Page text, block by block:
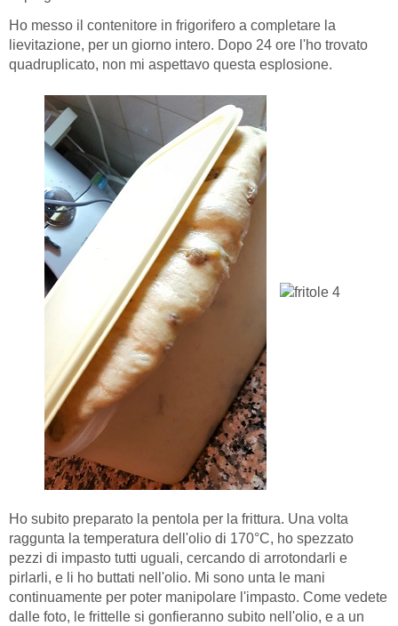
Ho messo il contenitore in frigorifero a completare la
lievitazione, per un giorno intero. Dopo 24 ore l'ho trovato
quadruplicato, non mi aspettavo questa esplosione.
Ho subito preparato la pentola per la frittura. Una volta
raggunta la temperatura dell'olio di 170°C, ho spezzato
pezzi di impasto tutti uguali, cercando di arrotondarli e
pirlarli, e li ho buttati nell'olio. Mi sono unta le mani
continuamente per poter manipolare l'impasto. Come vedete
dalle foto, le frittelle si gonfieranno subito nell'olio, e a un